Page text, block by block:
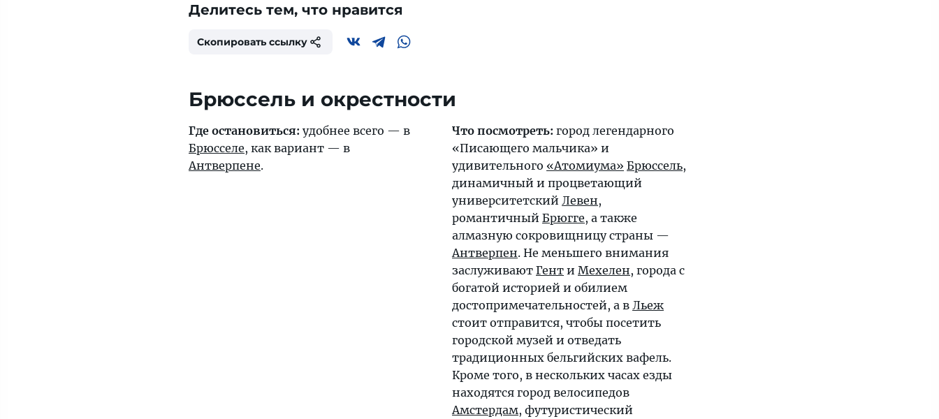
Делитесь тем, что нравится
Скопировать ссылку
Брюссель и окрестности
Где остановиться: удобнее всего — в
Брюсселе, как вариант — в
Антверпене.
Что посмотреть: город легендарного
«Писающего мальчика» и
удивительного «Атомиума» Брюссель,
динамичный и процветающий
университетский Левен,
романтичный Брюгге, а также
алмазную сокровищницу страны —
Антверпен. Не меньшего внимания
заслуживают Гент и Мехелен, города с
богатой историей и обилием
достопримечательностей, а в Льеж
стоит отправится, чтобы посетить
городской музей и отведать
традиционных бельгийских вафель.
Кроме того, в нескольких часах езды
находятся город велосипедов
Амстердам, футуристический